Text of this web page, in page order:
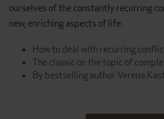
ourselves of the constantly recurring
new, enriching aspects of life.
How to deal with recurring
The classic on the topic of
By bestselling author Verena Kast